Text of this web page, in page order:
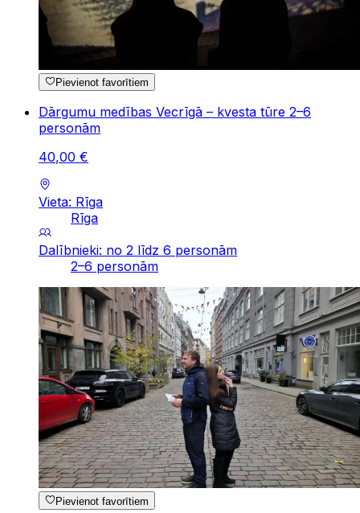
Pievienot favorītiem
Dārgumu medības Vecrīgā – kvesta tūre 2–6
personām
40,00 €
Vieta: Rīga
Rīga
Dalībnieki: no 2 līdz 6 personām
2–6 personām
Pievienot favorītiem